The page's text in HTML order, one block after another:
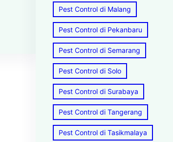
Pest Control di Malang
Pest Control di Pekanbaru
Pest Control di Semarang
Pest Control di Solo
Pest Control di Surabaya
Pest Control di Tangerang
Pest Control di Tasikmalaya